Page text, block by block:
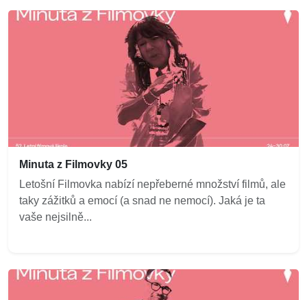
Minuta z Filmovky 05
Letošní Filmovka nabízí nepřeberné množství filmů, ale
taky zážitků a emocí (a snad ne nemocí). Jaká je ta
vaše nejsilně...